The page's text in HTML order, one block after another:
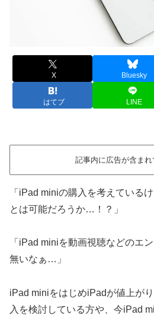
X Bluesky
はてブ LINE
記事内に広告が含まれ
「iPad miniの購入を考えている
とは可能だろうか…！？」
「iPad miniを動画視聴などのエ
無いなぁ…」
iPad miniをはじめiPadが値上が
入を検討している方や、今iPad